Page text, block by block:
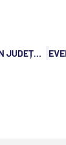
EVENIMENTE DIN JUDEȚUL CLUJ, SÂMBĂTĂ, 13 APRILIE 2024: